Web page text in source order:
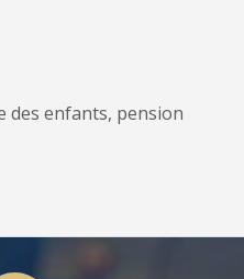
des enfants, pension